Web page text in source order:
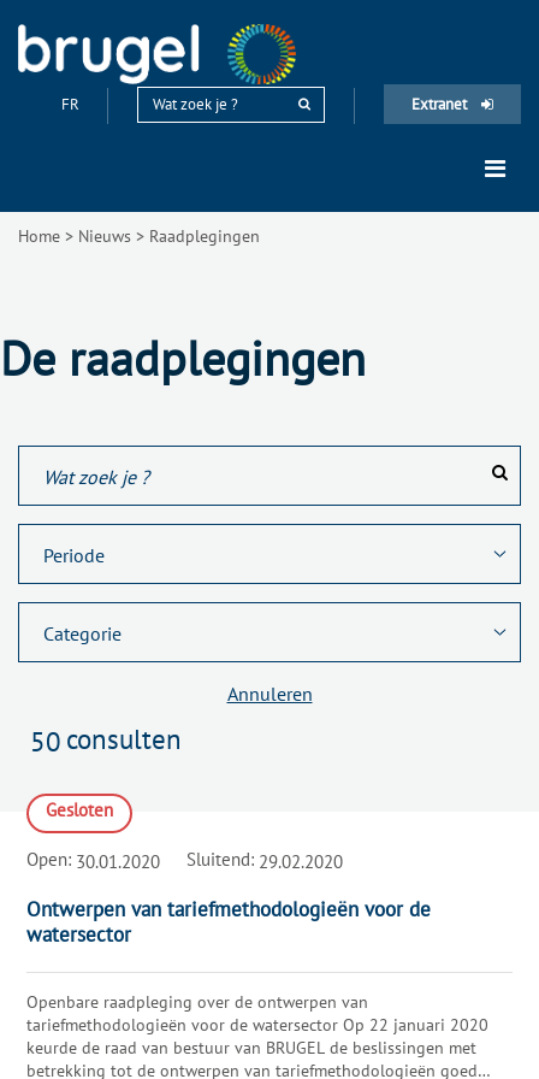
FR Extranet
Home > Nieuws > Raadplegingen
De raadplegingen
Annuleren
50 consulten
Gesloten
Open: 30.01.2020 Sluitend: 29.02.2020
Ontwerpen van tariefmethodologieën voor de
watersector
Openbare raadpleging over de ontwerpen van
tariefmethodologieën voor de watersector Op 22 januari 2020
keurde de raad van bestuur van BRUGEL de beslissingen met
betrekking tot de ontwerpen van tariefmethodologieën goed